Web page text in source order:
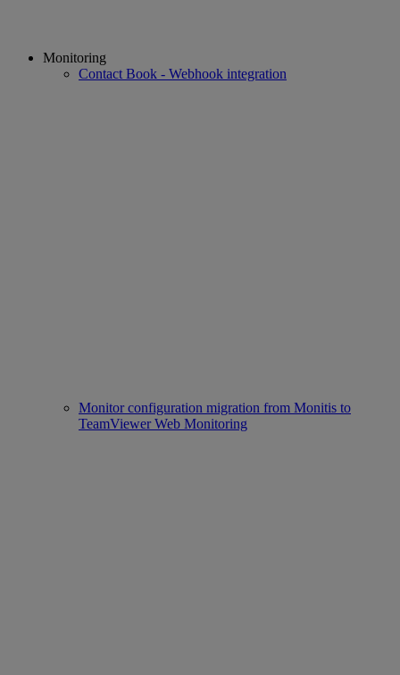
Monitoring
Contact Book - Webhook integration
Monitor configuration migration from Monitis to
TeamViewer Web Monitoring